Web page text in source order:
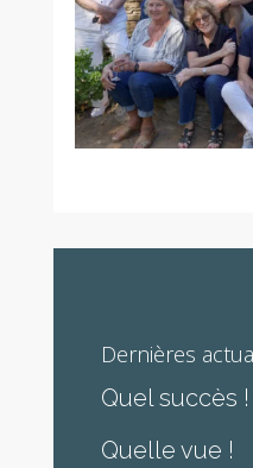
Dernières
Quel succès !
Quelle vue !